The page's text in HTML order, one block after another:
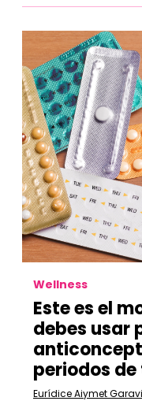
Wellness
Este es el
debes usar
periodos
Eurídice Aiymet